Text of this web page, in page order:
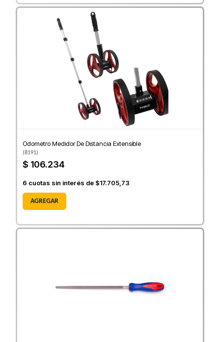
Odometro Medidor De Distancia Extensible
(8191)
$ 106.234
6 cuotas sin interés de $17.705,73
AGREGAR